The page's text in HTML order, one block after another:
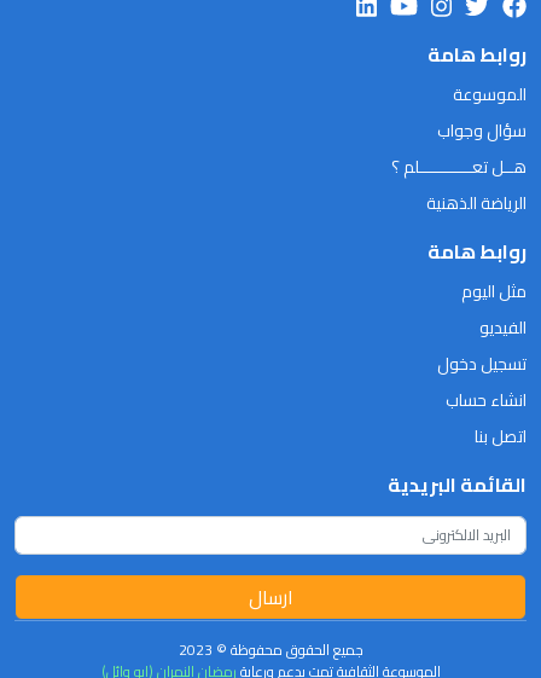
روابط هامة
الموسوعة
سؤال وجواب
هــل تعـــــــــــلم ؟
الرياضة الذهنية
روابط هامة
مثل اليوم
الفيديو
تسجيل دخول
انشاء حساب
اتصل بنا
القائمة البريدية
ارسال
جميع الحقوق محفوظة © 2023
الموسوعة الثقافية تمت بدعم ورعايةرمضان النمران (ابو وائل)